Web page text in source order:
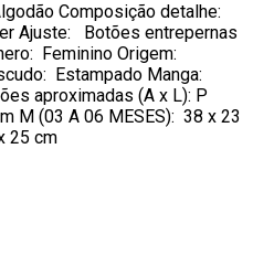
Composição detalhe:
Ajuste: Botões entrepernas
Feminino Origem:
Estampado Manga:
aproximadas (A x L): P
M (03 A 06 MESES): 38 x 23
25 cm